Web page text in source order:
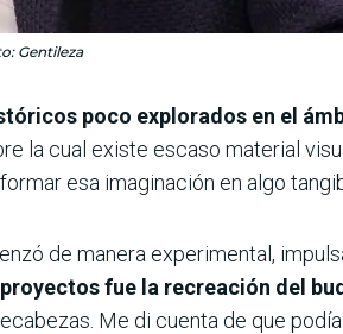
Gentileza
poco explorados en el
la cual existe escaso material
esa imaginación en algo
de manera experimental,
fue la recreación del
Me di cuenta de que